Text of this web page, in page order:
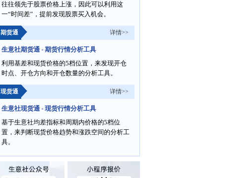
往往领先于股票价格上涨，因此可以利用这
一“时间差”，提前发现股票买入机会。
期货通 详情>>
生意社期货通 - 期货行情分析工具
利用基差和现货价格的5档位置，来发现开仓
时点、开仓方向和开仓数量的分析工具。
现货通 详情>>
生意社现货通 - 现货行情分析工具
基于生意社均差指标和周期内价格的5档位
置，来判断现货价格趋势和涨跌空间的分析工
具。